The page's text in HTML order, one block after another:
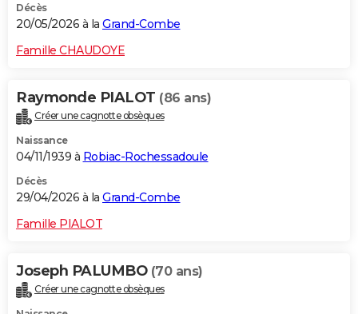
Décès
20/05/2026 à la Grand-Combe
Famille CHAUDOYE
Raymonde PIALOT (86 ans)
Créer une cagnotte obsèques
Naissance
04/11/1939 à Robiac-Rochessadoule
Décès
29/04/2026 à la Grand-Combe
Famille PIALOT
Joseph PALUMBO (70 ans)
Créer une cagnotte obsèques